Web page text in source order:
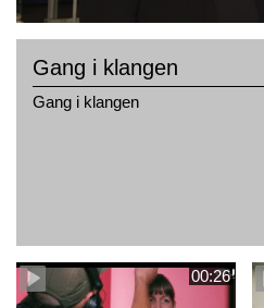
Gang i klangen
Gang i klangen
00:26